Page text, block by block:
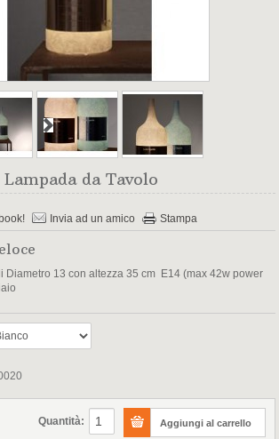
da Tavolo
Invia ad un amico Stampa
Diametro 13 con altezza 35 cm E14 (max 42w power
Quantità: